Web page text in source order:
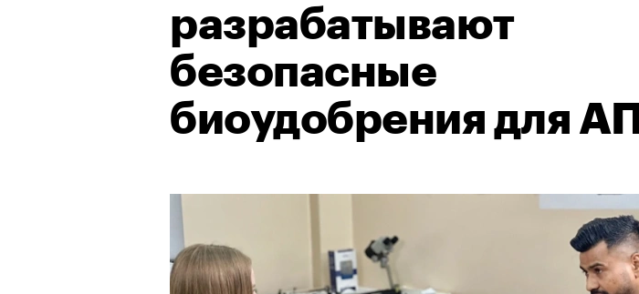
разрабатывают
безопасные
биоудобрения для